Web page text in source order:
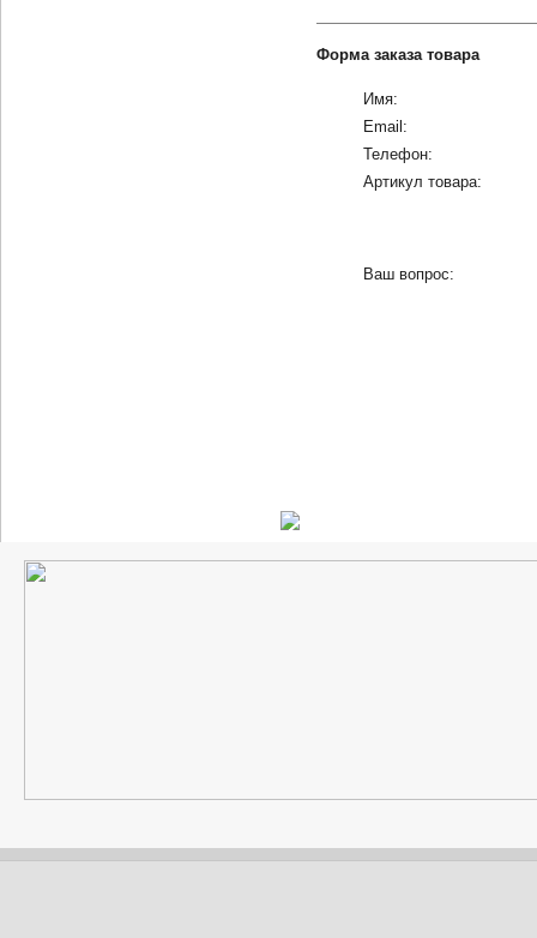
Форма заказа товара
Имя:
Email:
Телефон:
Артикул товара:
Ваш вопрос: